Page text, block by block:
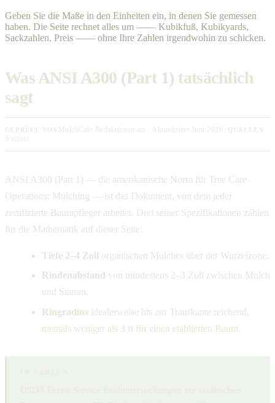
Geben Sie die Maße in den Einheiten ein, in denen Sie gemessen
haben. Die Seite rechnet alles um —— Kubikfuß, Kubikyards,
Sackzahlen, Preis —— ohne Ihre Zahlen irgendwohin zu schicken.
Was ANSI A300 (Part 1) tatsächlich
sagt
GEPRÜFT VON MulchCalc Redaktionsteam · Aktualisiert Juni 2026 · QUELLEN
5 zitiert
ANSI A300 (Part 1) — die amerikanische Norm für Tree Care
Operations: Mulching — ist das Dokument, von dem jeder
zertifizierte Baumpfleger arbeitet. Drei seiner Spezifikationen zählen
für die Mathematik auf dieser Seite:
Tiefe 2–4 Zoll organischen Mulches über der Wurzelzone.
Rindenabstand von mindestens 2–3 Zoll zwischen Mulch
und Stamm.
Ringradius idealerweise bis zur Traufkante reichend,
niemals weniger als 3 ft für einen etablierten Baum.